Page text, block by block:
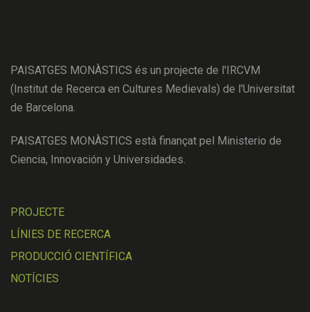
PAISATGES MONÀSTICS és un projecte de l'IRCVM
(Institut de Recerca en Cultures Medievals) de l'Universitat
de Barcelona.
PAISATGES MONÀSTICS està finançat pel Ministerio de
Ciencia, Innovación y Universidades.
PROJECTE
LÍNIES DE RECERCA
PRODUCCIÓ CIENTÍFICA
NOTÍCIES